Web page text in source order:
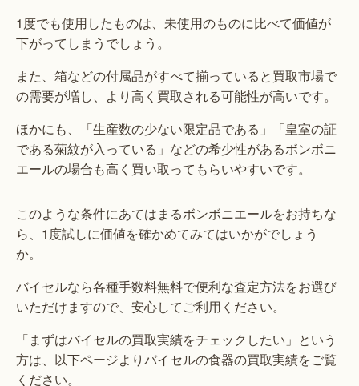
1度でも使用したものは、未使用のものに比べて価値が
下がってしまうでしょう。
また、箱などの付属品がすべて揃っていると買取市場で
の需要が増し、より高く買取される可能性が高いです。
ほかにも、「生産数の少ない限定品である」「皇室の証
である菊紋が入っている」などの希少性があるボンボニ
エールの場合も高く買い取ってもらいやすいです。
このような条件にあてはまるボンボニエールをお持ちな
ら、1度試しに価値を確かめてみてはいかがでしょう
か。
バイセルなら各種手数料無料で便利な査定方法をお選び
いただけますので、安心してご利用ください。
「まずはバイセルの買取実績をチェックしたい」という
方は、以下ページよりバイセルの食器の買取実績をご覧
ください。